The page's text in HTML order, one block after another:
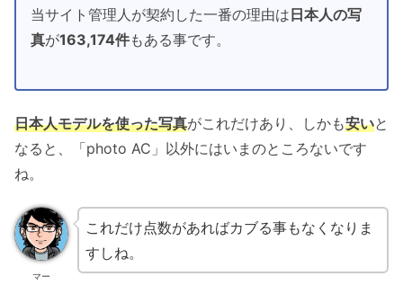
当サイト管理人が契約した一番の理由は日本人の写
真が163,174件もある事です。
日本人モデルを使った写真がこれだけあり、しかも安いと
なると、「photo AC」以外にはいまのところないです
ね。
マー
これだけ点数があればカブる事もなくなりま
すしね。